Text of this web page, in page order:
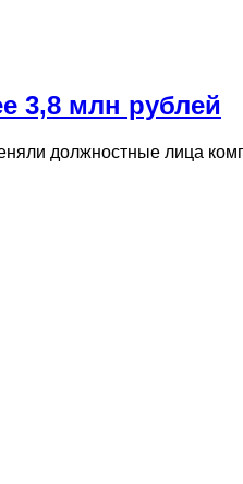
3,8 млн рублей
должностные лица